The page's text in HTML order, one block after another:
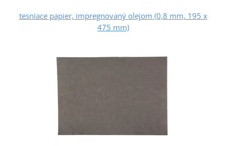
tesniace papier, impregnovaný olejom (0,8 mm, 195 x
475 mm)